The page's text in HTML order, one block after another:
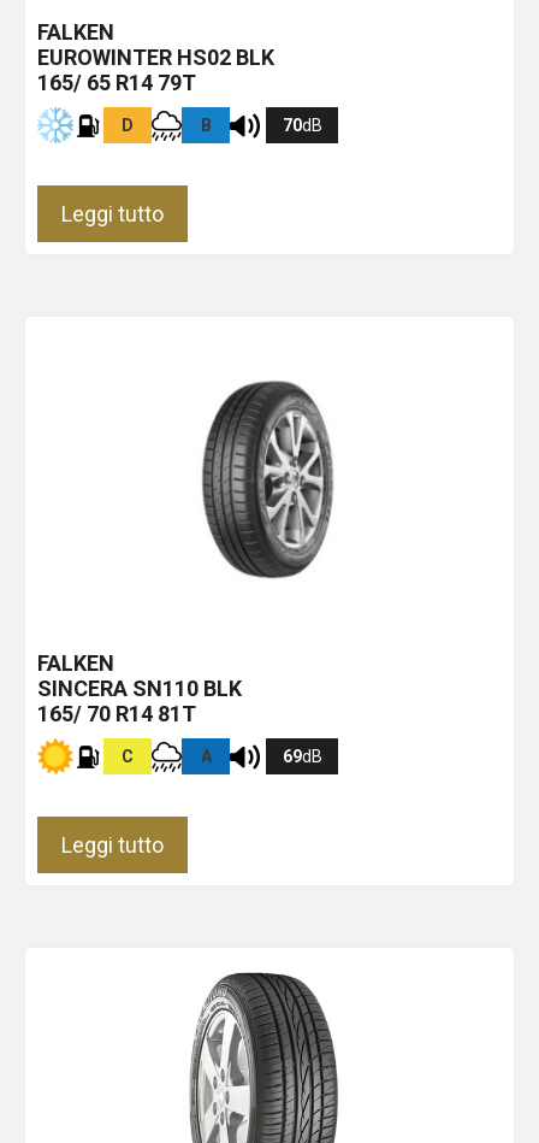
FALKEN
EUROWINTER HS02 BLK
165/ 65 R14 79T
D B 70dB
Leggi tutto
FALKEN
SINCERA SN110 BLK
165/ 70 R14 81T
C A 69dB
Leggi tutto